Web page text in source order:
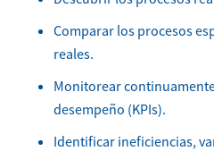
Comparar los procesos
reales.
Monitorear
desempeño (KPIs).
Identificar ineficiencias,